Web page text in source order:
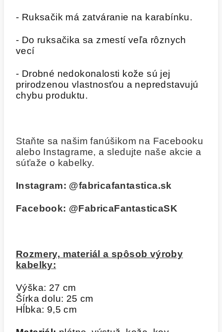
- Ruksačik má zatváranie na karabínku.
- Do ruksačika sa zmestí veľa rôznych
vecí
- Drobné nedokonalosti kože sú jej
prirodzenou vlastnosťou a nepredstavujú
chybu produktu.
Staňte sa našim fanúšikom na Facebooku
alebo Instagrame, a sledujte naše akcie a
súťaže o kabelky.
Instagram: @fabricafantastica.sk
Facebook: @FabricaFantasticaSK
Rozmery, materiál a spôsob výroby
kabelky:
Výška: 27 cm
Šírka dolu: 25 cm
Hĺbka: 9,5 cm